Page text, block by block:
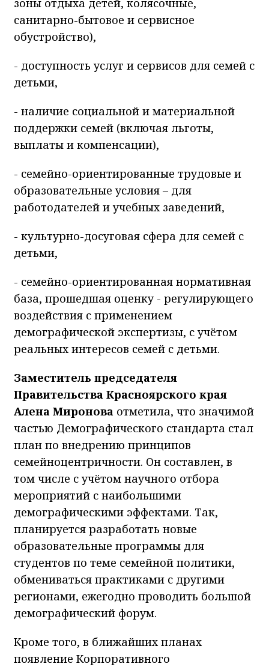
зоны отдыха детей, колясочные,
санитарно-бытовое и сервисное
обустройство),
- доступность услуг и сервисов для семей с
детьми,
- наличие социальной и материальной
поддержки семей (включая льготы,
выплаты и компенсации),
- семейно-ориентированные трудовые и
образовательные условия – для
работодателей и учебных заведений,
- культурно-досуговая сфера для семей с
детьми,
- семейно-ориентированная нормативная
база, прошедшая оценку - регулирующего
воздействия с применением
демографической экспертизы, с учётом
реальных интересов семей с детьми.
Заместитель председателя
Правительства Красноярского края
Алена Миронова отметила, что значимой
частью Демографического стандарта стал
план по внедрению принципов
семейноцентричности. Он составлен, в
том числе с учётом научного отбора
мероприятий с наибольшими
демографическими эффектами. Так,
планируется разработать новые
образовательные программы для
студентов по теме семейной политики,
обмениваться практиками с другими
регионами, ежегодно проводить большой
демографический форум.
Кроме того, в ближайших планах
появление Корпоративного